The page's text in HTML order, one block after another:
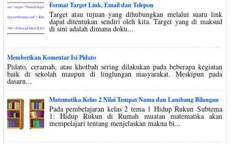
Format Target Link, Email dan Telepon
Target atau tujuan yang dihubungkan melalui suatu link
dapat ditentukan sendiri oleh kita. Target yang di maksud
di sini adalah dimana doku...
Memberikan Komentar Isi Pidato
Pidato, ceramah, atau khotbah sering dilakukan pada beberapa kegiatan
baik di sekolah maupun di linglungan masyarakat. Meskipun pada
dasarn...
Matematika Kelas 2 Nilai Tempat Nama dan Lambang Bilangan
Pada pembelajaran kelas 2 tema 1 Hidup Rukun Subtema
1: Hidup Rukun di Rumah muatan matematika akan
mempelajari tentang menjelaskan makna bi...